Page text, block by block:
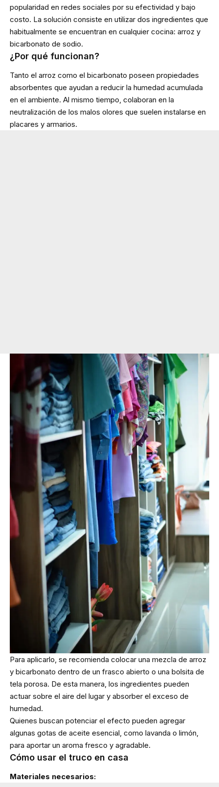
popularidad en redes sociales por su efectividad y bajo
costo. La solución consiste en utilizar dos ingredientes que
habitualmente se encuentran en cualquier cocina: arroz y
bicarbonato de sodio.
¿Por qué funcionan?
Tanto el arroz como el bicarbonato poseen propiedades
absorbentes que ayudan a reducir la humedad acumulada
en el ambiente. Al mismo tiempo, colaboran en la
neutralización de los malos olores que suelen instalarse en
placares y armarios.
Para aplicarlo, se recomienda colocar una mezcla de arroz
y bicarbonato dentro de un frasco abierto o una bolsita de
tela porosa. De esta manera, los ingredientes pueden
actuar sobre el aire del lugar y absorber el exceso de
humedad.
Quienes buscan potenciar el efecto pueden agregar
algunas gotas de aceite esencial, como lavanda o limón,
para aportar un aroma fresco y agradable.
Cómo usar el truco en casa
Materiales necesarios: